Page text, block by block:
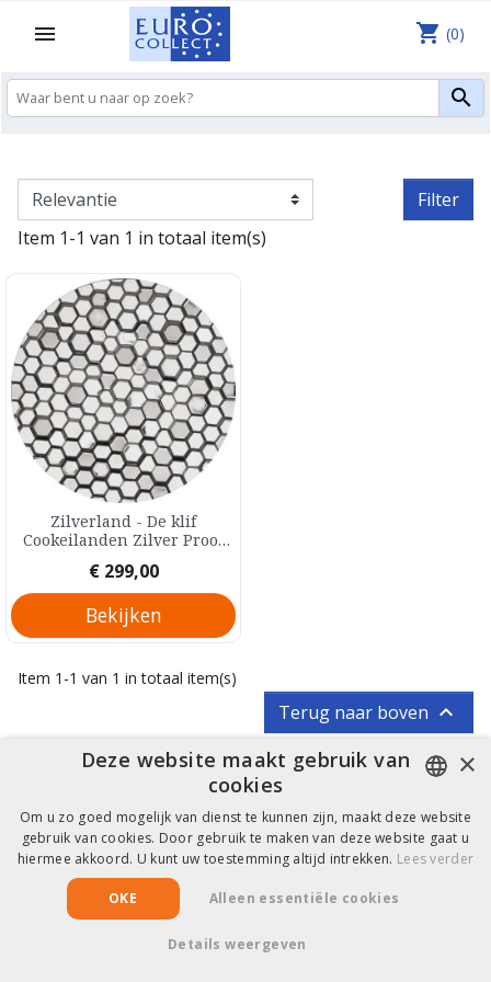


shopping_cart (0)
Filter
Item 1-1 van 1 in totaal item(s)
Zilverland - De klif
Cookeilanden Zilver Proof
Prijs
€ 299,00
Bekijken
Item 1-1 van 1 in totaal item(s)
Terug naar boven 
Hulp & Informatie
Copyright © 2026 EuroCollect
DUTCH
FRENCH
×
Deze website maakt gebruik van
cookies
Om u zo goed mogelijk van dienst te kunnen zijn, maakt deze website
gebruik van cookies. Door gebruik te maken van deze website gaat u
hiermee akkoord. U kunt uw toestemming altijd intrekken. Lees verder
OKE Alleen essentiële cookies
Details weergeven